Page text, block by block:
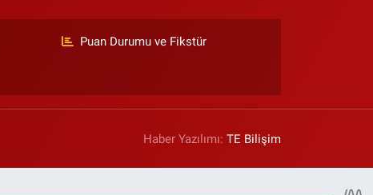
Puan Durumu ve Fikstür
Haber Yazılımı:TE Bilişim